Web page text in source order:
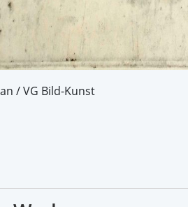
/ VG Bild-Kunst